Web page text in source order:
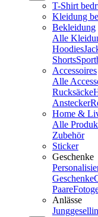
T-Shirt
Kleidung
Bekleidung
Alle
Hoodies
Shorts
Accessoires
Alle
Rucksäcke
Anstecker
Home &
Alle
Zubehör
Sticker
Geschenke
Geschenke
Paare
Anlässe